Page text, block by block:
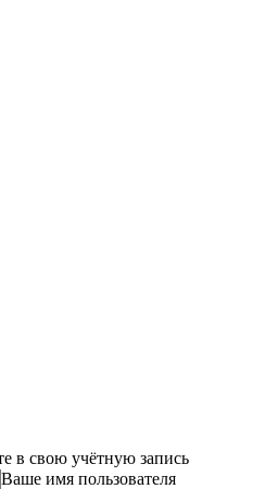
в свою учётную запись
Ваше имя пользователя